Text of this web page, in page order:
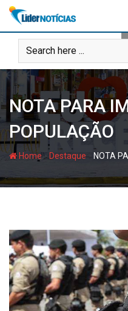
Skip
content
NOTA PARA
POPULAÇÃO
Home- Destaque - NOTA